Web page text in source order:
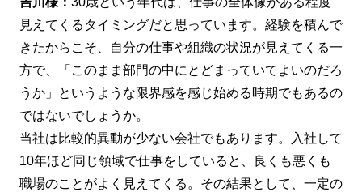
見えてくるタイミングだと思っています。経験を積んで
きたからこそ、自分の仕事や組織の状況が見えてくる一
方で、「このまま部門の中にとどまっていてよいのだろ
うか」というような限界感を感じ始める時期でもあるの
ではないでしょうか。
当社は比較的異動が少ない会社でもあります。入社して
10年ほど同じ領域で仕事をしていると、良くも悪くも
職場のことがよく見えてくる。その結果として、一定の